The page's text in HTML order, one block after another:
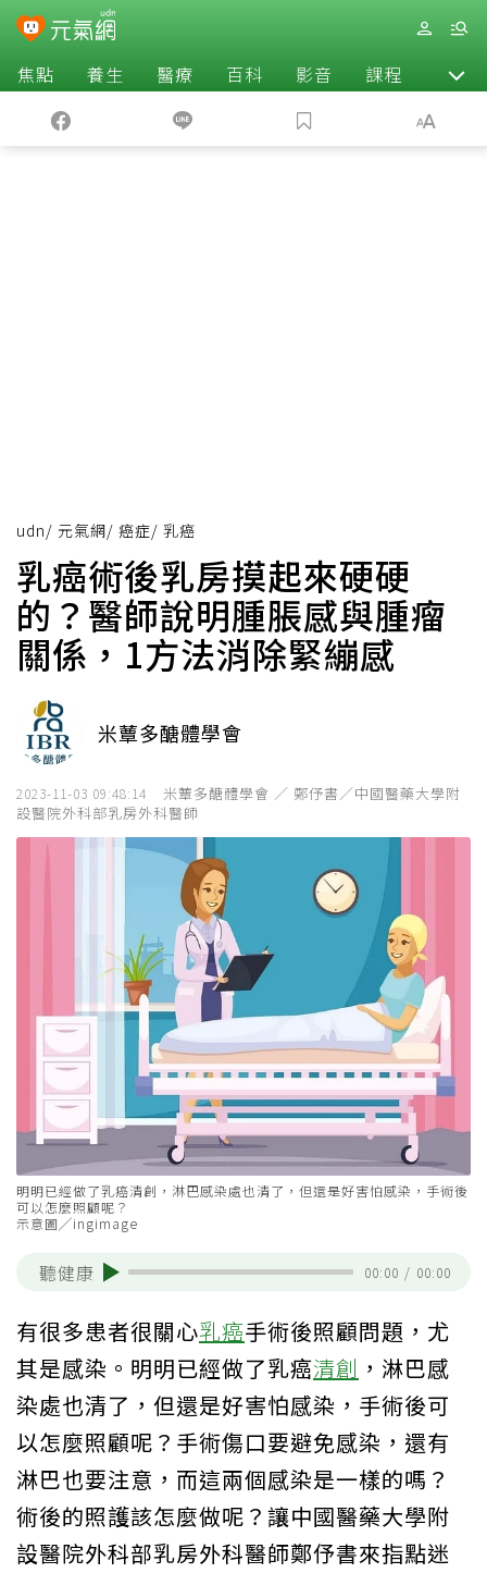
焦點 養生 醫療 百科 影音 課程 退休
udn/ 元氣網/ 癌症/ 乳癌
乳癌術後乳房摸起來硬硬
的？醫師說明腫脹感與腫瘤
關係，1方法消除緊繃感
米蕈多醣體學會
2023-11-03 09:48:14
米蕈多醣體學會 ／ 鄭伃書／中國醫藥大學附
設醫院外科部乳房外科醫師
明明已經做了乳癌清創，淋巴感染處也清了，但還是好害怕感染，手術後
可以怎麼照顧呢？
示意圖╱ingimage
聽健康 00:00 / 00:00
有很多患者很關心乳癌手術後照顧問題，尤
其是感染。明明已經做了乳癌清創 ，淋巴感
染處也清了，但還是好害怕感染，手術後可
以怎麼照顧呢？手術傷口要避免感染，還有
淋巴也要注意，而這兩個感染是一樣的嗎？
術後的照護該怎麼做呢？讓中國醫藥大學附
設醫院外科部乳房外科醫師鄭伃書來指點迷